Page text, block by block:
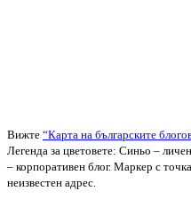
Вижте “Карта на българските
Легенда за цветовете: Синьо –
– корпоративен блог. Маркер с
неизвестен адрес.